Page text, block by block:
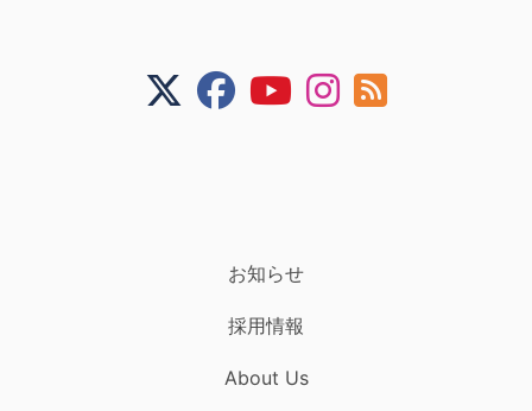
お知らせ
採用情報
About Us